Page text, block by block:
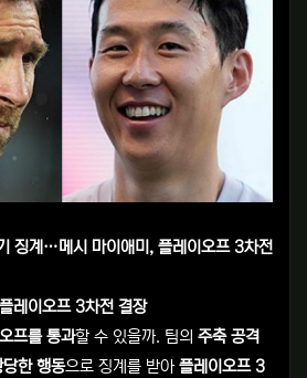
징계…메시 마이애미, 플레이오프 3차전
레이오프 3차전 결장
프를 통과할 수 있을까. 팀의 주축 공격
당한 행동으로 징계를 받아 플레이오프 3